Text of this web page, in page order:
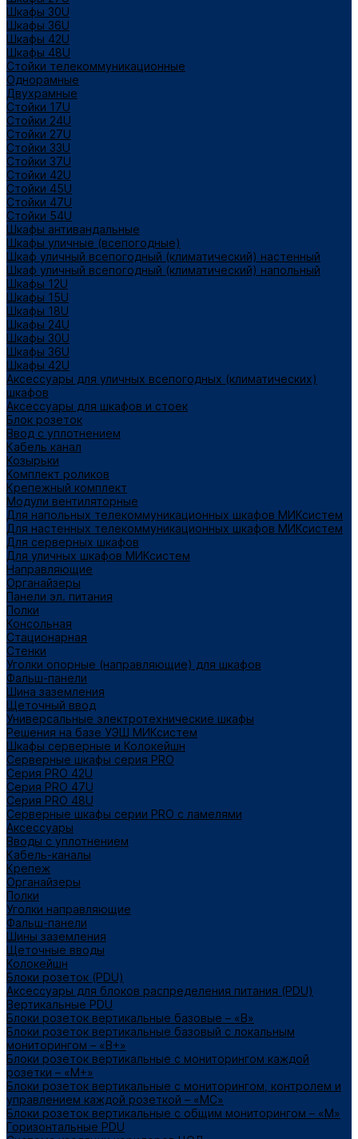
Шкафы 30U
Шкафы 36U
Шкафы 42U
Шкафы 48U
Стойки телекоммуникационные
Однорамные
Двухрамные
Стойки 17U
Стойки 24U
Стойки 27U
Стойки 33U
Стойки 37U
Стойки 42U
Стойки 45U
Стойки 47U
Стойки 54U
Шкафы антивандальные
Шкафы уличные (всепогодные)
Шкаф уличный всепогодный (климатический) настенный
Шкаф уличный всепогодный (климатический) напольный
Шкафы 12U
Шкафы 15U
Шкафы 18U
Шкафы 24U
Шкафы 30U
Шкафы 36U
Шкафы 42U
Аксессуары для уличных всепогодных (климатических)
шкафов
Аксессуары для шкафов и стоек
Блок розеток
Ввод с уплотнением
Кабель канал
Козырьки
Комплект роликов
Крепежный комплект
Модули вентиляторные
Для напольных телекоммуникационных шкафов МИКсистем
Для настенных телекоммуникационных шкафов МИКсистем
Для серверных шкафов
Для уличных шкафов МИКсистем
Направляющие
Органайзеры
Панели эл. питания
Полки
Консольная
Стационарная
Стенки
Уголки опорные (направляющие) для шкафов
Фальш-панели
Шина заземления
Щеточный ввод
Универсальные электротехнические шкафы
Решения на базе УЭШ МИКсистем
Шкафы серверные и Колокейшн
Серверные шкафы серия PRO
Серия PRO 42U
Серия PRO 47U
Серия PRO 48U
Серверные шкафы серии PRO с ламелями
Аксессуары
Вводы с уплотнением
Кабель-каналы
Крепеж
Органайзеры
Полки
Уголки направляющие
Фальш-панели
Шины заземления
Щеточные вводы
Колокейшн
Блоки розеток (PDU)
Аксессуары для блоков распределения питания (PDU)
Вертикальные PDU
Блоки розеток вертикальные базовые – «В»
Блоки розеток вертикальные базовый с локальным
мониторингом – «В+»
Блоки розеток вертикальные с мониторингом каждой
розетки – «М+»
Блоки розеток вертикальные с мониторингом, контролем и
управлением каждой розеткой – «МС»
Блоки розеток вертикальные с общим мониторингом – «М»
Горизонтальные PDU